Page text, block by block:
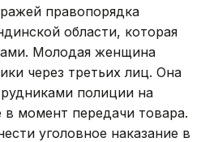
правопорядка
области, которая
Молодая женщина
через третьих лиц. Она
полиции на
в момент передачи товара.
уголовное наказание в